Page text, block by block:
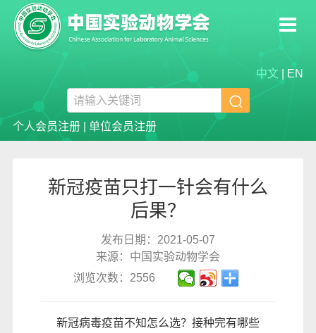
中文 EN

个人会员注册| 单位会员注册
新冠疫苗只打一针会有什么
后果？
发布日期：2021-05-07
来源：中国实验动物学会
浏览次数：2556
新冠病毒疫苗不知怎么选？接种完有哪些